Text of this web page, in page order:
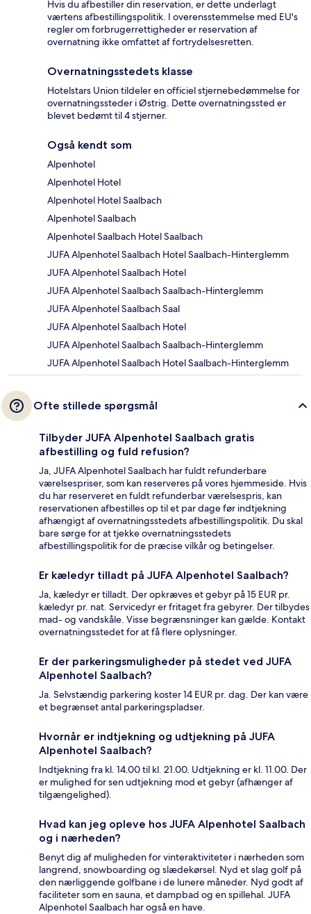
Hvis du afbestiller din reservation, er dette underlagt
værtens afbestillingspolitik. I overensstemmelse med EU's
regler om forbrugerrettigheder er reservation af
overnatning ikke omfattet af fortrydelsesretten.
Overnatningsstedets klasse
Hotelstars Union tildeler en officiel stjernebedømmelse for
overnatningssteder i Østrig. Dette overnatningssted er
blevet bedømt til 4 stjerner.
Også kendt som
Alpenhotel
Alpenhotel Hotel
Alpenhotel Hotel Saalbach
Alpenhotel Saalbach
Alpenhotel Saalbach Hotel Saalbach
JUFA Alpenhotel Saalbach Hotel Saalbach-Hinterglemm
JUFA Alpenhotel Saalbach Hotel
JUFA Alpenhotel Saalbach Saalbach-Hinterglemm
JUFA Alpenhotel Saalbach Saal
JUFA Alpenhotel Saalbach Hotel
JUFA Alpenhotel Saalbach Saalbach-Hinterglemm
JUFA Alpenhotel Saalbach Hotel Saalbach-Hinterglemm
Ofte stillede spørgsmål
Tilbyder JUFA Alpenhotel Saalbach gratis
afbestilling og fuld refusion?
Ja, JUFA Alpenhotel Saalbach har fuldt refunderbare
værelsespriser, som kan reserveres på vores hjemmeside. Hvis
du har reserveret en fuldt refunderbar værelsespris, kan
reservationen afbestilles op til et par dage før indtjekning
afhængigt af overnatningsstedets afbestillingspolitik. Du skal
bare sørge for at tjekke overnatningsstedets
afbestillingspolitik for de præcise vilkår og betingelser.
Er kæledyr tilladt på JUFA Alpenhotel Saalbach?
Ja, kæledyr er tilladt. Der opkræves et gebyr på 15 EUR pr.
kæledyr pr. nat. Servicedyr er fritaget fra gebyrer. Der tilbydes
mad- og vandskåle. Visse begrænsninger kan gælde. Kontakt
overnatningsstedet for at få flere oplysninger.
Er der parkeringsmuligheder på stedet ved JUFA
Alpenhotel Saalbach?
Ja. Selvstændig parkering koster 14 EUR pr. dag. Der kan være
et begrænset antal parkeringspladser.
Hvornår er indtjekning og udtjekning på JUFA
Alpenhotel Saalbach?
Indtjekning fra kl. 14.00 til kl. 21.00. Udtjekning er kl. 11.00. Der
er mulighed for sen udtjekning mod et gebyr (afhænger af
tilgængelighed).
Hvad kan jeg opleve hos JUFA Alpenhotel Saalbach
og i nærheden?
Benyt dig af muligheden for vinteraktiviteter i nærheden som
langrend, snowboarding og slædekørsel. Nyd et slag golf på
den nærliggende golfbane i de lunere måneder. Nyd godt af
faciliteter som en sauna, et dampbad og en spillehal. JUFA
Alpenhotel Saalbach har også en have.